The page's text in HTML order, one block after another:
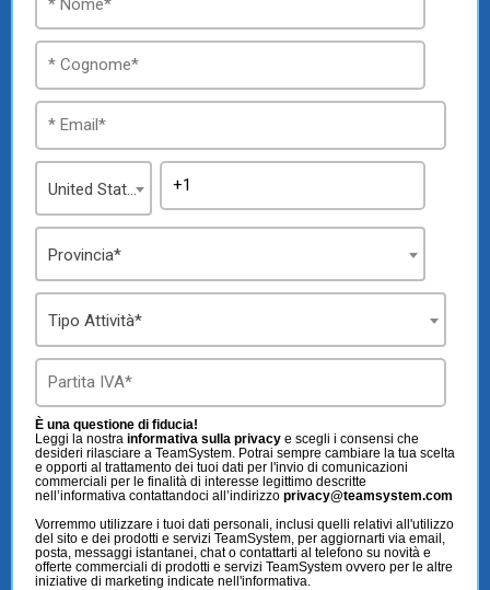
Trust Services
TeamSystem Corporate
TeamSystem Store
United States
Provincia*
Tipo Attività*
È una questione di fiducia!
Leggi la nostra informativa sulla privacy e scegli i consensi che
desideri rilasciare a TeamSystem. Potrai sempre cambiare la tua scelta
e opporti al trattamento dei tuoi dati per l'invio di comunicazioni
commerciali per le finalità di interesse legittimo descritte
nell’informativa contattandoci all’indirizzo privacy@teamsystem.com
Vorremmo utilizzare i tuoi dati personali, inclusi quelli relativi all'utilizzo
del sito e dei prodotti e servizi TeamSystem, per aggiornarti via email,
posta, messaggi istantanei, chat o contattarti al telefono su novità e
offerte commerciali di prodotti e servizi TeamSystem ovvero per le altre
iniziative di marketing indicate nell'informativa.